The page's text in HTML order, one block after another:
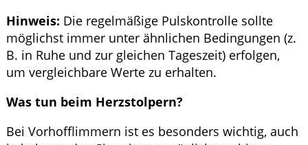
Hinweis: Die regelmäßige Pulskontrolle sollte
möglichst immer unter ähnlichen Bedingungen (z.
B. in Ruhe und zur gleichen Tageszeit) erfolgen,
um vergleichbare Werte zu erhalten.
Was tun beim Herzstolpern?
Bei Vorhofflimmern ist es besonders wichtig, auch